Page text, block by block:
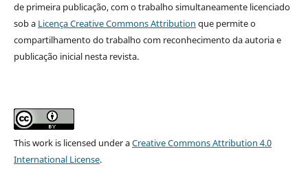
de primeira publicação, com o trabalho simultaneamente licenciado
sob a Licença Creative Commons Attribution que permite o
compartilhamento do trabalho com reconhecimento da autoria e
publicação inicial nesta revista.
This work is licensed under aCreative Commons Attribution 4.0
International License.